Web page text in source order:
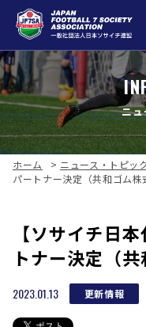
ニ
ホーム > ニュース・トピッ
パートナー決定（共和ゴム株
【ソサイチ日
トナー決定（共
2023.01.13 更新情報